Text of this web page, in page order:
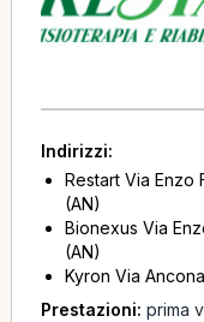
Indirizzi:
Restart Via Enzo
(AN)
Bionexus Via
(AN)
Kyron Via
Prestazioni: prima